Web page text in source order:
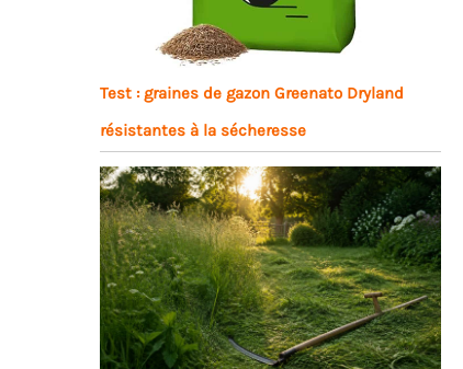
Test : graines de gazon Greenato Dryland
résistantes à la sécheresse